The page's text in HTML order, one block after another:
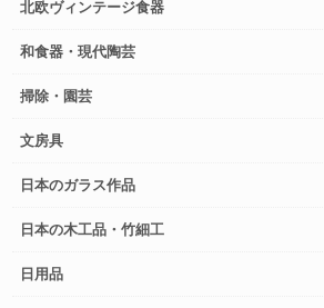
北欧ヴィンテージ食器
和食器・現代陶芸
掃除・園芸
文房具
日本のガラス作品
日本の木工品・竹細工
日用品